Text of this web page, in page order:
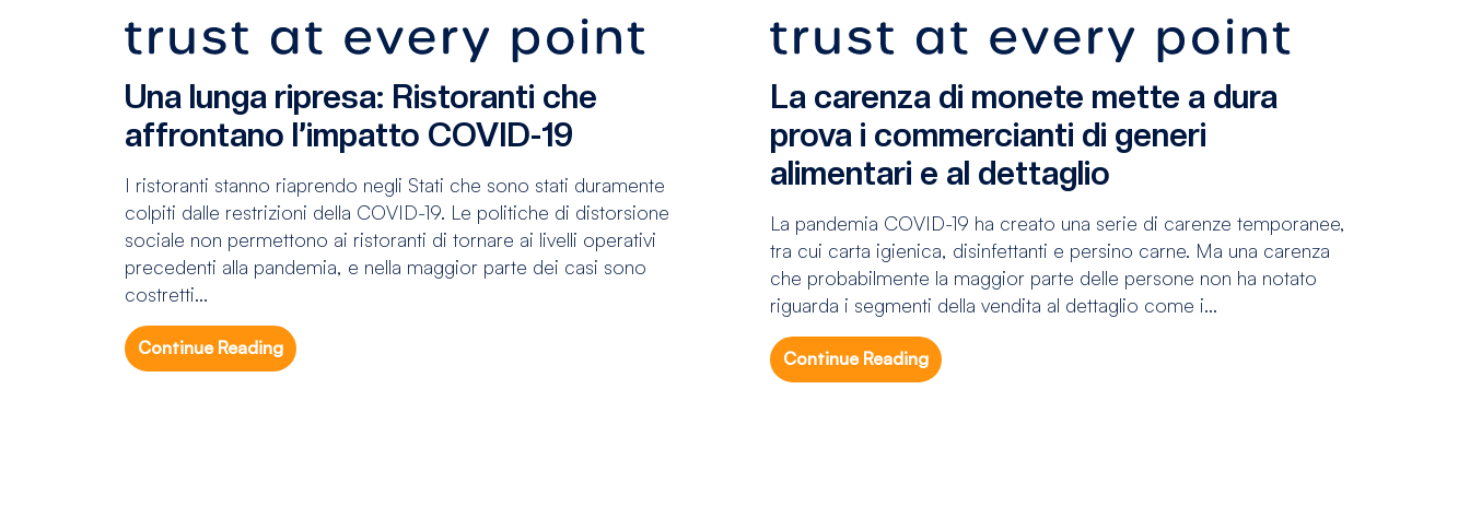
Una lunga ripresa: Ristoranti che
affrontano l’impatto COVID-19
I ristoranti stanno riaprendo negli Stati che sono stati duramente
colpiti dalle restrizioni della COVID-19. Le politiche di distorsione
sociale non permettono ai ristoranti di tornare ai livelli operativi
precedenti alla pandemia, e nella maggior parte dei casi sono
costretti...
Continue Reading
La carenza di monete mette a dura
prova i commercianti di generi
alimentari e al dettaglio
La pandemia COVID-19 ha creato una serie di carenze temporanee,
tra cui carta igienica, disinfettanti e persino carne. Ma una carenza
che probabilmente la maggior parte delle persone non ha notato
riguarda i segmenti della vendita al dettaglio come i...
Continue Reading